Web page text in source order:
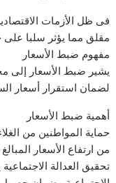
فى ظل الأزمات
مقلق مما يؤثر سلبا على
مفهوم ضبط الأسعار
يشير ضبط الأسعار إلى
لضمان استقرار أسعار
أهمية ضبط الأسعار
حماية المواطنين من
من ارتفاع الأسعار
تحقيق العدالة